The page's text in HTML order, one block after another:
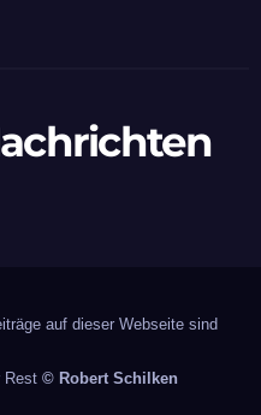
auf dieser Webseite sind
Rest © Robert Schilken